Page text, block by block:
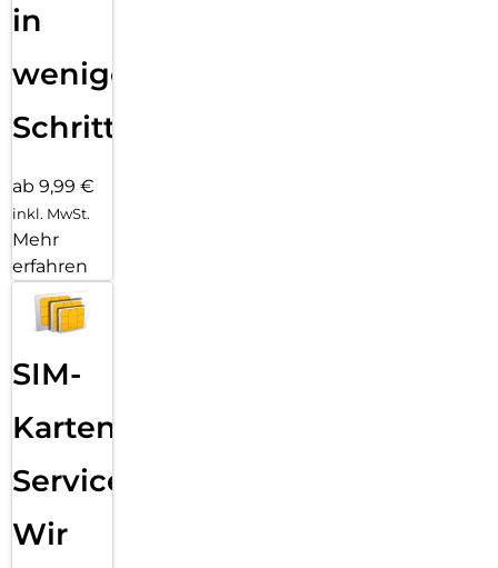
in
wenigen
Schritten
ab 9,99 €
inkl. MwSt.
Mehr
erfahren
SIM-
Karten
Service:
Wir